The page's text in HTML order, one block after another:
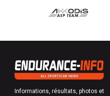
Informations, résultats, photos et